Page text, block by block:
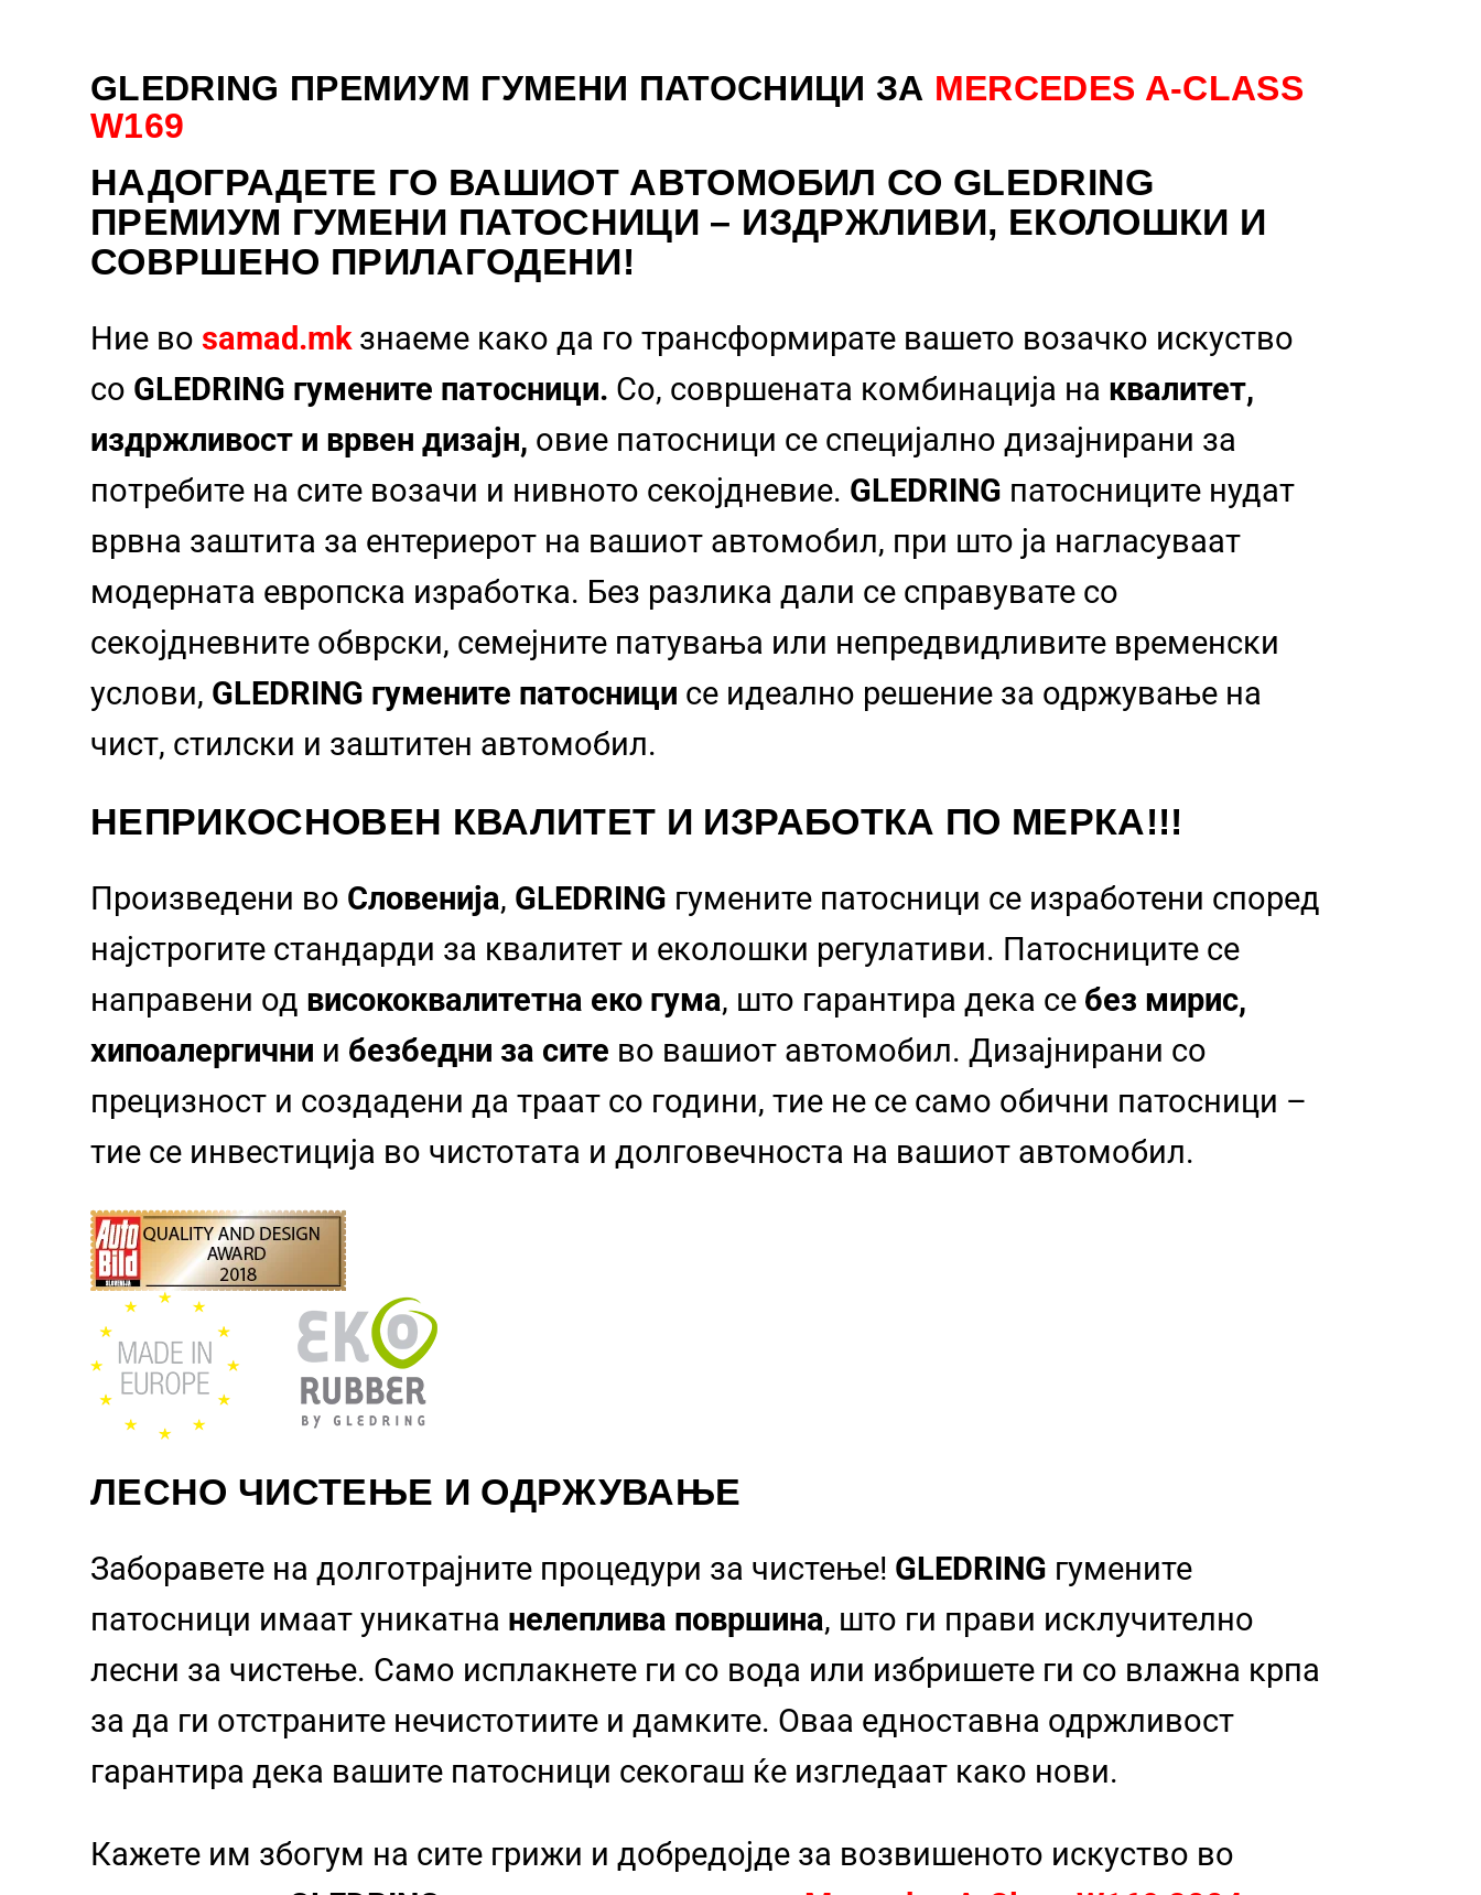
GLEDRING ПРЕМИУМ ГУМЕНИ ПАТОСНИЦИ ЗА MERCEDES A-CLASS
W169
НАДОГРАДЕТЕ ГО ВАШИОТ АВТОМОБИЛ СО GLEDRING
ПРЕМИУМ ГУМЕНИ ПАТОСНИЦИ – ИЗДРЖЛИВИ, ЕКОЛОШКИ И
СОВРШЕНО ПРИЛАГОДЕНИ!
Ние во samad.mkзнаеме како да го трансформирате вашето возачко искуство
со GLEDRING гумените патосници. Со, совршената комбинација на квалитет,
издржливост и врвен дизајн, овие патосници се специјално дизајнирани за
потребите на сите возачи и нивното секојдневие. GLEDRING патосниците нудат
врвна заштита за ентериерот на вашиот автомобил, при што ја нагласуваат
модерната европска изработка. Без разлика дали се справувате со
секојдневните обврски, семејните патувања или непредвидливите временски
услови, GLEDRING гумените патосници се идеално решение за одржување на
чист, стилски и заштитен автомобил.
НЕПРИКОСНОВЕН КВАЛИТЕТ И ИЗРАБОТКА ПО МЕРКА!!!
Произведени во Словенија, GLEDRING гумените патосници се изработени според
најстрогите стандарди за квалитет и еколошки регулативи. Патосниците се
направени од висококвалитетна еко гума, што гарантира дека се без мирис,
хипоалергични и безбедни за сите во вашиот автомобил. Дизајнирани со
прецизност и создадени да траат со години, тие не се само обични патосници –
тие се инвестиција во чистотата и долговечноста на вашиот автомобил.
ЛЕСНО ЧИСТЕЊЕ И ОДРЖУВАЊЕ
Заборавете на долготрајните процедури за чистење! GLEDRING гумените
патосници имаат уникатна нелеплива површина, што ги прави исклучително
лесни за чистење. Само исплакнете ги со вода или избришете ги со влажна крпа
за да ги отстраните нечистотиите и дамките. Оваа едноставна одржливост
гарантира дека вашите патосници секогаш ќе изгледаат како нови.
Кажете им збогум на сите грижи и добредојде за возвишеното искуство во